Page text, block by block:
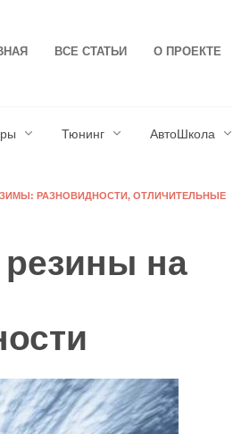
ВСЕ СТАТЬИ О ПРОЕКТЕ
Тюнинг АвтоШкола
РАЗНОВИДНОСТИ, ОТЛИЧИТЕЛЬНЫЕ
на